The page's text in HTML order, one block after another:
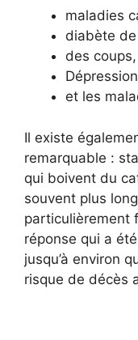
maladies
diabète
des coups,
Dépression
et les
Il existe
remarquable :
qui boivent du
souvent plus
particulièrement
réponse qui a
jusqu’à environ
risque de décès